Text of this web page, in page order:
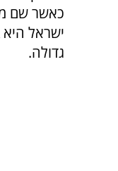
כאשר שם
ישראל
גדולה.